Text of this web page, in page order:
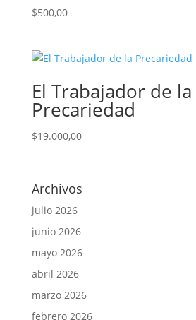
$500,00
El Trabajador de la
Precariedad
$19.000,00
Archivos
julio 2026
junio 2026
mayo 2026
abril 2026
marzo 2026
febrero 2026